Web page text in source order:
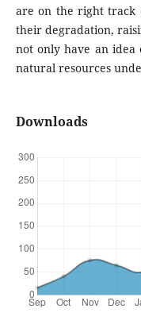
are on the right track
their degradation,
not only have an
natural resources
Downloads